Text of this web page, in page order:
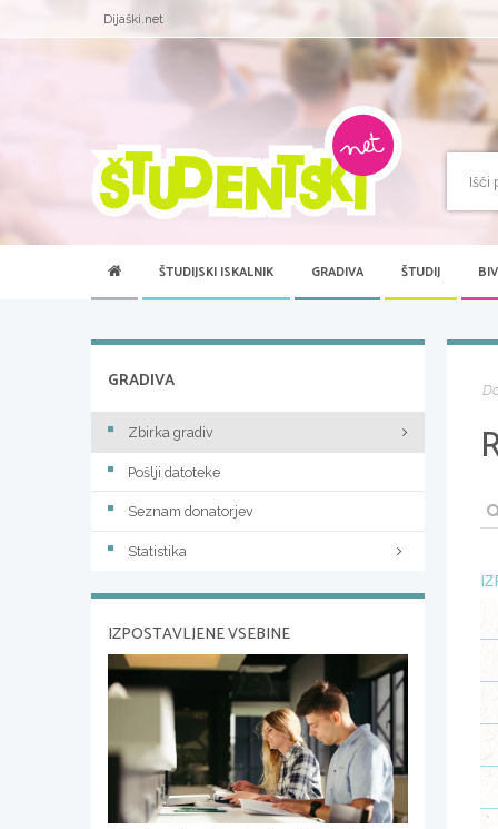
Dijaški.net
ŠTUDIJSKI ISKALNIK GRADIVA ŠTUDIJ
GRADIVA
Zbirka gradiv
Pošlji datoteke
Seznam donatorjev
Statistika
IZPOSTAVLJENE VSEBINE